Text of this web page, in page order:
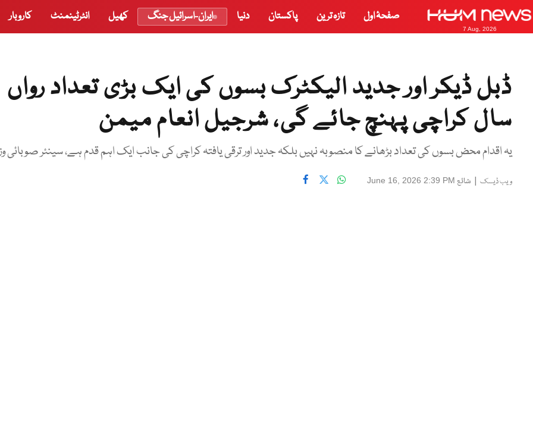
7 Aug, 2026
صفحۂ اول تازہ ترین پاکستان دنیا ایران-اسرائیل جنگ کھیل انٹرٹینمنٹ کاروبار
ڈبل ڈیکر اور جدید الیکٹرک بسوں کی ایک بڑی تعداد رواں
سال کراچی پہنچ جائے گی، شرجیل انعام میمن
یہ اقدام محض بسوں کی تعداد بڑھانے کا منصوبہ نہیں بلکہ جدید اور ترقی یافتہ کراچی کی جانب ایک اہم قدم ہے، سینئر صوبائی
ویب ڈیسک | شائع June 16, 2026 2:39 PM